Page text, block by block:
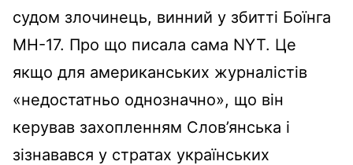
судом злочинець, винний у збитті Боїнга
МН-17. Про що писала сама NYT. Це
якщо для американських журналістів
«недостатньо однозначно», що він
керував захопленням Слов’янська і
зізнавався у стратах українських